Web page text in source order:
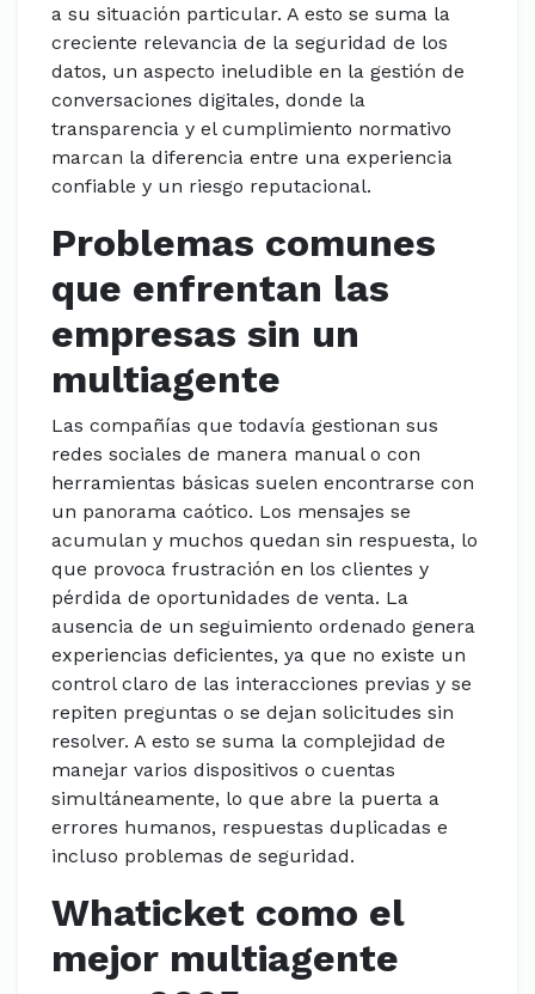
a su situación particular. A esto se suma la
creciente relevancia de la seguridad de los
datos, un aspecto ineludible en la gestión de
conversaciones digitales, donde la
transparencia y el cumplimiento normativo
marcan la diferencia entre una experiencia
confiable y un riesgo reputacional.
Problemas comunes
que enfrentan las
empresas sin un
multiagente
Las compañías que todavía gestionan sus
redes sociales de manera manual o con
herramientas básicas suelen encontrarse con
un panorama caótico. Los mensajes se
acumulan y muchos quedan sin respuesta, lo
que provoca frustración en los clientes y
pérdida de oportunidades de venta. La
ausencia de un seguimiento ordenado genera
experiencias deficientes, ya que no existe un
control claro de las interacciones previas y se
repiten preguntas o se dejan solicitudes sin
resolver. A esto se suma la complejidad de
manejar varios dispositivos o cuentas
simultáneamente, lo que abre la puerta a
errores humanos, respuestas duplicadas e
incluso problemas de seguridad.
Whaticket como el
mejor multiagente